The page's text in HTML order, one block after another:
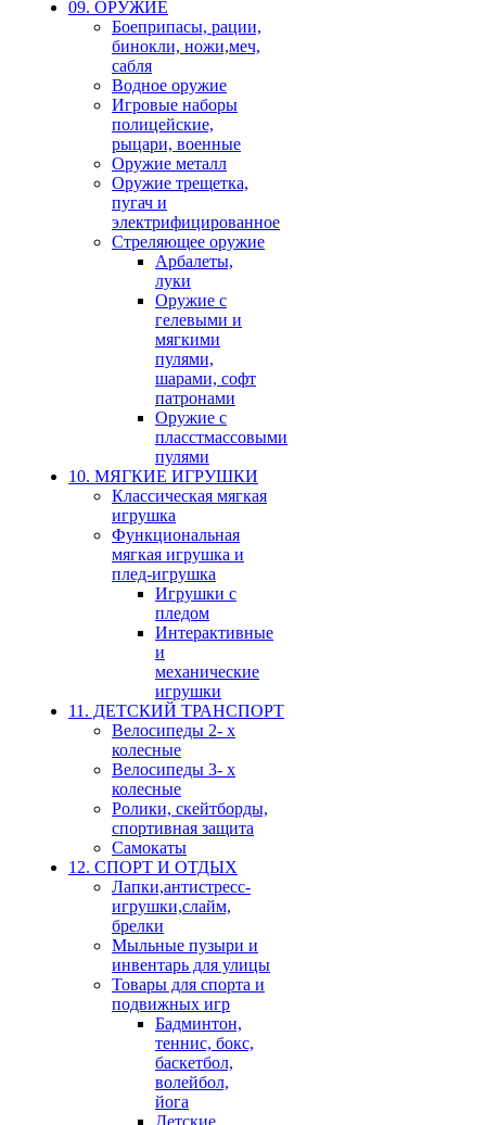
09. ОРУЖИЕ
Боеприпасы, рации,
бинокли, ножи,меч,
сабля
Водное оружие
Игровые наборы
полицейские,
рыцари, военные
Оружие металл
Оружие трещетка,
пугач и
электрифицированное
Стреляющее оружие
Арбалеты,
луки
Оружие с
гелевыми и
мягкими
пулями,
шарами, софт
патронами
Оружие с
пласстмассовыми
пулями
10. МЯГКИЕ ИГРУШКИ
Классическая мягкая
игрушка
Функциональная
мягкая игрушка и
плед-игрушка
Игрушки с
пледом
Интерактивные
и
механические
игрушки
11. ДЕТСКИЙ ТРАНСПОРТ
Велосипеды 2- х
колесные
Велосипеды 3- х
колесные
Ролики, скейтборды,
спортивная защита
Самокаты
12. СПОРТ И ОТДЫХ
Лапки,антистресс-
игрушки,слайм,
брелки
Мыльные пузыри и
инвентарь для улицы
Товары для спорта и
подвижных игр
Бадминтон,
теннис, бокс,
баскетбол,
волейбол,
йога
Детские